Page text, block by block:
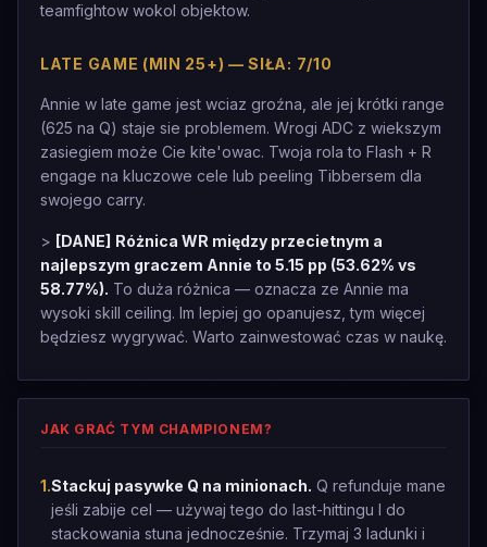
teamfightow wokol objektow.
LATE GAME (MIN 25+) — SIŁA: 7/10
Annie w late game jest wciaz groźna, ale jej krótki range
(625 na Q) staje sie problemem. Wrogi ADC z wiekszym
zasiegiem może Cie kite'owac. Twoja rola to Flash + R
engage na kluczowe cele lub peeling Tibbersem dla
swojego carry.
> [DANE] Różnica WR między przecietnym a
najlepszym graczem Annie to 5.15 pp (53.62% vs
58.77%). To duża różnica — oznacza ze Annie ma
wysoki skill ceiling. Im lepiej go opanujesz, tym więcej
będziesz wygrywać. Warto zainwestować czas w naukę.
JAK GRAĆ TYM CHAMPIONEM?
1.Stackuj pasywke Q na minionach. Q refunduje mane
jeśli zabije cel — używaj tego do last-hittingu I do
stackowania stuna jednocześnie. Trzymaj 3 ladunki i